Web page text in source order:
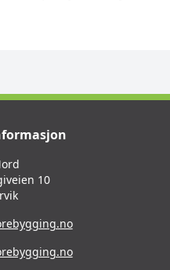
10